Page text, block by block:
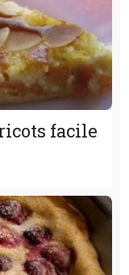
facile